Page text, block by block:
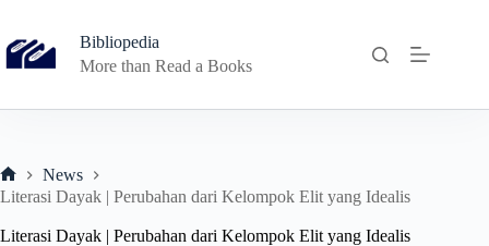
content
Bibliopedia
More than Read a Books
Home
News
Literasi Dayak | Perubahan dari Kelompok Elit yang Idealis
Literasi Dayak | Perubahan dari Kelompok Elit yang Idealis